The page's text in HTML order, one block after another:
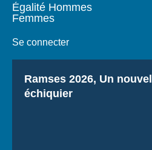
Égalité Hommes
Femmes
Se connecter
Titre
Ramses 2026, Un nouvel
échiquier